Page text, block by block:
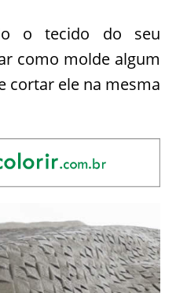
o tecido do seu
como molde algum
cortar ele na mesma